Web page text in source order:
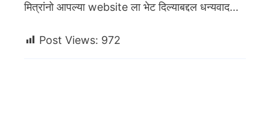
मित्रांनो आपल्या website ला भेट दिल्याबद्दल धन्यवाद…
Post Views: 972